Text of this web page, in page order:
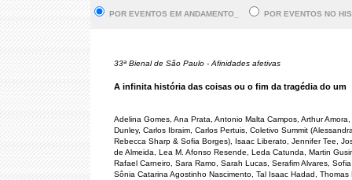
POR EVENTOS EM ANDAMENTO_ POR EVENTOS NO
33ª Bienal de São Paulo - Afinidades afetivas
A infinita história das coisas ou o fim da tragédia do um
Adelina Gomes, Ana Prata, Antonio Malta Campos, Arthur
Dunley, Carlos Ibraim, Carlos Pertuis, Coletivo Summit
Rebecca Sharp & Sofia Borges), Isaac Liberato, Jennifer Tee,
de Almeida, Lea M. Afonso Resende, Leda Catunda, Martin
Rafael Carneiro, Sara Ramo, Sarah Lucas, Serafim Alvares,
Sônia Catarina Agostinho Nascimento, Tal Isaac Hadad, Thomas